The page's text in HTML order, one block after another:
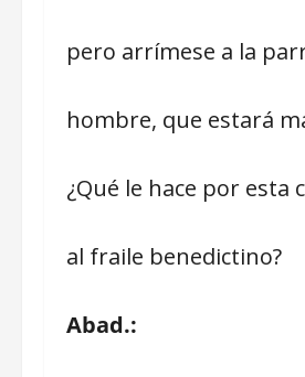
pero arrímese a la
hombre, que estará
¿Qué le hace por esta
al fraile benedictino?
Abad.: